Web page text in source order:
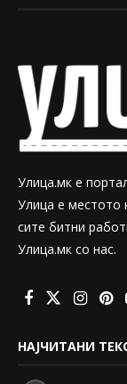
Улица.мк е
Улица е местото
сите битни
Улица.мк со нас.
НАЈЧИТАНИ